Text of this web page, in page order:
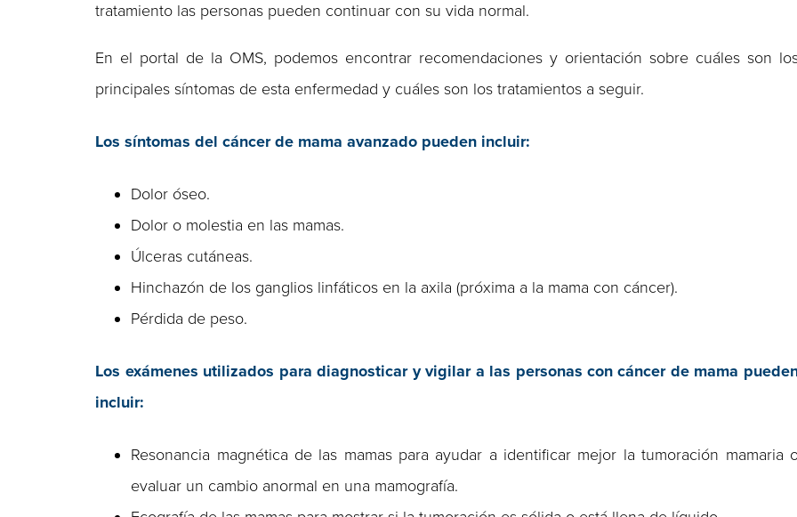
tratamiento las personas pueden continuar con su vida normal.
En el portal de la OMS, podemos encontrar recomendaciones y orientación sobre cuáles son
principales síntomas de esta enfermedad y cuáles son los tratamientos a seguir.
Los síntomas del cáncer de mama avanzado pueden incluir:
Dolor óseo.
Dolor o molestia en las mamas.
Úlceras cutáneas.
Hinchazón de los ganglios linfáticos en la axila (próxima a la mama con cáncer).
Pérdida de peso.
Los exámenes utilizados para diagnosticar y vigilar a las personas con cáncer de mama
incluir:
Resonancia magnética de las mamas para ayudar a identificar mejor la tumoración mamaria
evaluar un cambio anormal en una mamografía.